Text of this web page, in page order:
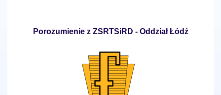
Porozumienie z ZSRTSiRD - Oddział Łódź